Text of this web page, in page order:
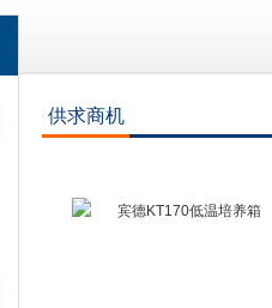
供求商机